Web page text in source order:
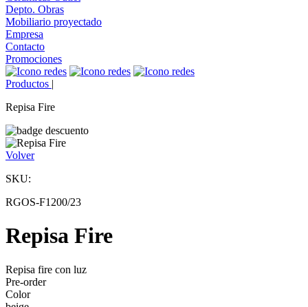
Depto. Obras
Mobiliario proyectado
Empresa
Contacto
Promociones
Productos |
Repisa Fire
Volver
SKU:
RGOS-F1200/23
Repisa Fire
Repisa fire con luz
Pre-order
Color